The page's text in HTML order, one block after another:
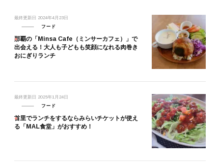
最終更新日 2024年4月23日
フード
那覇の「Minsa Cafe（ミンサーカフェ）」で
出会える！大人も子どもも笑顔になれる肉巻き
おにぎりランチ
最終更新日 2025年1月24日
フード
首里でランチをするならみらいチケットが使え
る「MAL食堂」がおすすめ！